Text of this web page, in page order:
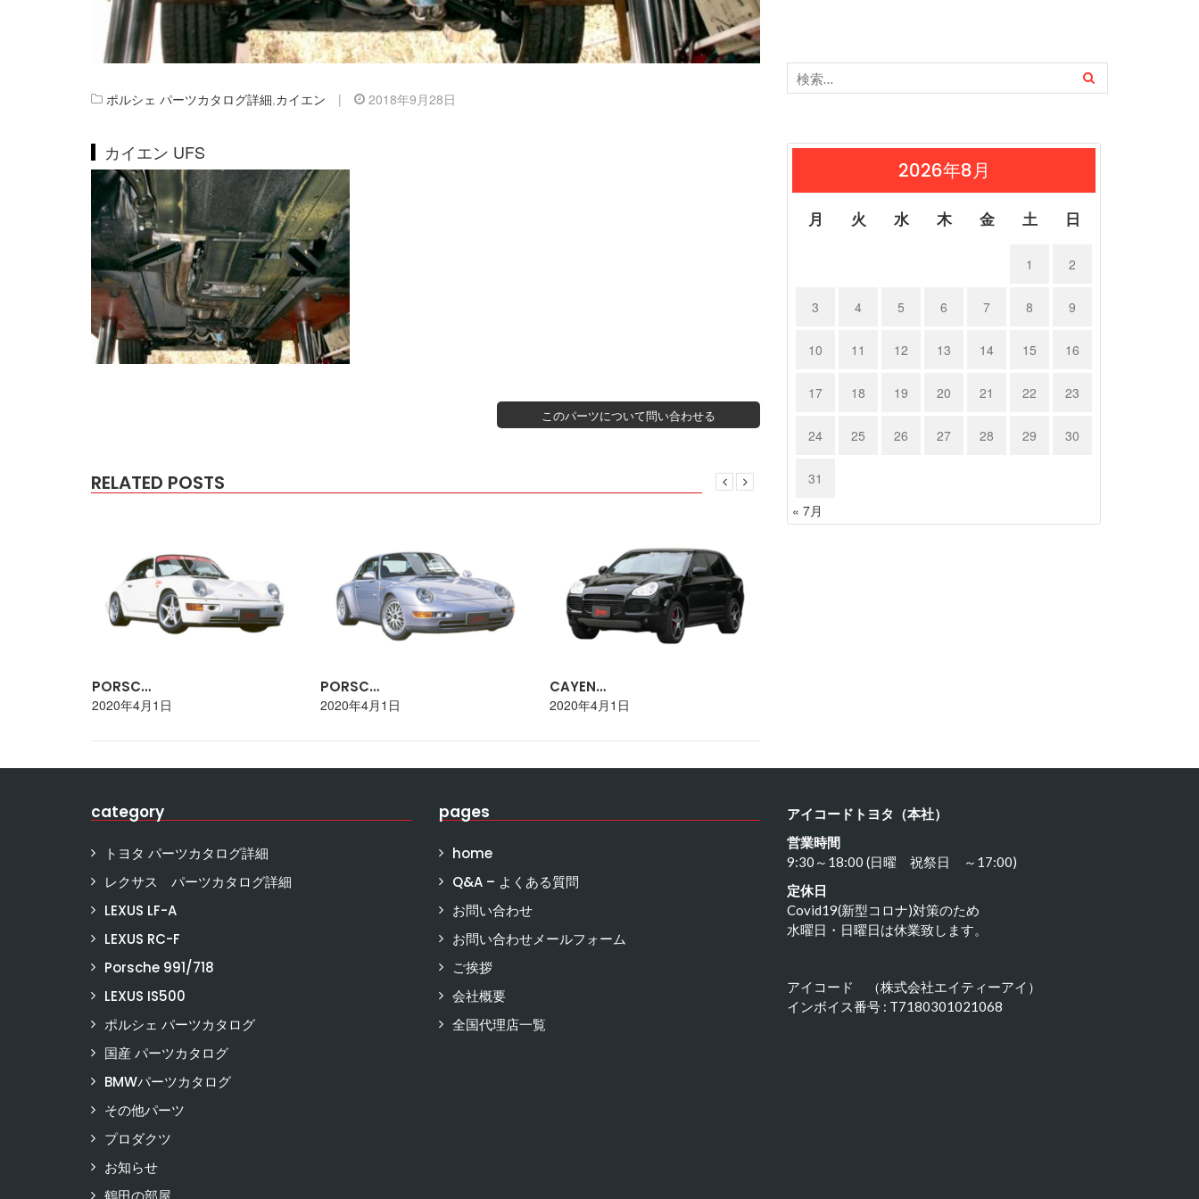
ポルシェ パーツカタログ詳細,カイエン | 2018年9月28日
カイエン UFS
このパーツについて問い合わせる
RELATED POSTS
PORSC…
2020年4月1日
PORSC…
2020年4月1日
CAYEN…
2020年4月1日
2026年8月
月 火 水 木 金 土 日
1 2
3 4 5 6 7 8 9
10 11 12 13 14 15 16
17 18 19 20 21 22 23
24 25 26 27 28 29 30
31
« 7月
category
トヨタ パーツカタログ詳細
レクサス パーツカタログ詳細
LEXUS LF-A
LEXUS RC-F
Porsche 991/718
LEXUS IS500
ポルシェ パーツカタログ
国産 パーツカタログ
BMWパーツカタログ
その他パーツ
プロダクツ
お知らせ
pages
home
Q&A – よくある質問
お問い合わせ
お問い合わせメールフォーム
ご挨拶
会社概要
全国代理店一覧
アイコードトヨタ（本社）
営業時間
9:30～18:00 (日曜 祝祭日 ～17:00)
定休日
Covid19(新型コロナ)対策のため
水曜日・日曜日は休業致します。
アイコード （株式会社エイティーアイ）
インボイス番号 : T7180301021068